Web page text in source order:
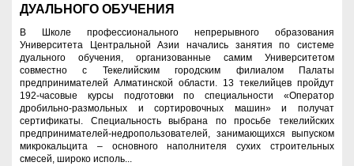
ДУАЛЬНОГО ОБУЧЕНИЯ
В Школе профессионального непрерывного образования
Университета Центральной Азии начались занятия по системе
дуального обучения, организованные самим Университетом
совместно с Текелийским городским филиалом Палаты
предпринимателей Алматинской области. 13 текелийцев пройдут
192-часовые курсы подготовки по специальности «Оператор
дробильно-размольных и сортировочных машин» и получат
сертификаты. Специальность выбрана по просьбе текелийских
предпринимателей-недропользователей, занимающихся выпуском
микрокальцита – основного наполнителя сухих строительных
смесей, широко исполь...